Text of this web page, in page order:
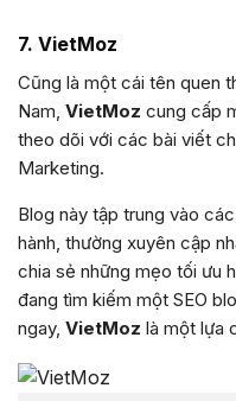
7. VietMoz
Cũng là một cái tên quen
Nam, VietMoz cung cấp
theo dõi với các bài viết
Marketing.
Blog này tập trung vào
hành, thường xuyên cập
chia sẻ những mẹo tối ưu
đang tìm kiếm một SEO
ngay, VietMoz là một lựa